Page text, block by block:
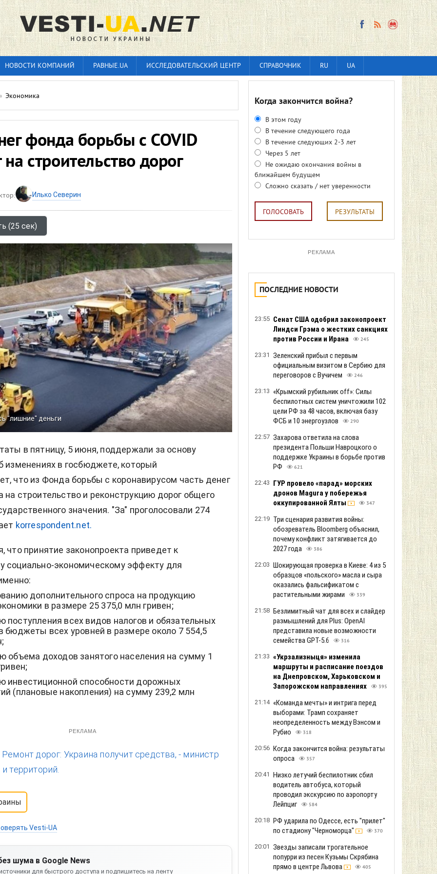
НОВОСТИ КОМПАНИЙ РАВНЫЕ.UA ИССЛЕДОВАТЕЛЬСКИЙ ЦЕНТР СПРАВОЧНИК RU UA
Экономика
фонда борьбы с COVID
строительство дорог
Илько Северин
(25 сек)
"лишние" деньги
в пятницу, 5 июня, поддержали за основу
изменениях в госбюджете, который
что из Фонда борьбы с коронавирусом часть денег
строительство и реконструкцию дорог общего
значения. "За" проголосовали 274
korrespondent.net.
что принятие законопроекта приведет к
социально-экономическому эффекту для
дополнительного спроса на продукцию
в размере 25 375,0 млн гривен;
всех видов налогов и обязательных
бюджеты всех уровней в размере около 7 554,5
объема доходов занятого населения на сумму 1
инвестиционной способности дорожных
(плановые накопления) на сумму 239,2 млн
РЕКЛАМА
Ремонт дорог: Украина получит средства, - министр
территорий.
Vesti-UA
шума в Google News
для быстрого доступа и подпишитесь на ленту
Когда закончится война?
В этом году
В течение следующего года
В течение следующих 2-3 лет
Через 5 лет
Не ожидаю окончания войны в
ближайшем будущем
Сложно сказать / нет уверенности
ГОЛОСОВАТЬ РЕЗУЛЬТАТЫ
РЕКЛАМА
ПОСЛЕДНИЕ НОВОСТИ
23:55 Сенат США одобрил законопроект
Линдси Грэма о жестких санкциях
против России и Ирана
245
23:31 Зеленский прибыл с первым
официальным визитом в Сербию для
переговоров с Вучичем
246
23:13 «Крымский рубильник off»: Силы
беспилотных систем уничтожили 102
цели РФ за 48 часов, включая базу
ФСБ и 10 энергоузлов
290
22:57 Захарова ответила на слова
президента Польши Навроцкого о
поддержке Украины в борьбе против
РФ
621
22:43 ГУР провело «парад» морских
дронов Magura у побережья
оккупированной Ялты
347
22:19 Три сценария развития войны:
обозреватель Bloomberg объяснил,
почему конфликт затягивается до
2027 года
386
22:03 Шокирующая проверка в Киеве: 4 из 5
образцов «польского» масла и сыра
оказались фальсификатом с
растительными жирами
339
21:58 Безлимитный чат для всех и слайдер
размышлений для Plus: OpenAI
представила новые возможности
семейства GPT-5.6
316
21:33 «Укрзализныця» изменила
маршруты и расписание поездов
на Днепровском, Харьковском и
Запорожском направлениях
395
21:14 «Команда мечты» и интрига перед
выборами: Трамп сохраняет
неопределенность между Вэнсом и
Рубио
318
20:56 Когда закончится война: результаты
опроса
357
20:41 Низко летучий беспилотник сбил
водитель автобуса, который
проводил экскурсию по аэропорту
Лейпциг
584
20:18 РФ ударила по Одессе, есть "прилет"
по стадиону "Черноморца"
370
20:01 Звезды записали трогательное
попурри из песен Кузьмы Скрябина
прямо в центре Львова
405